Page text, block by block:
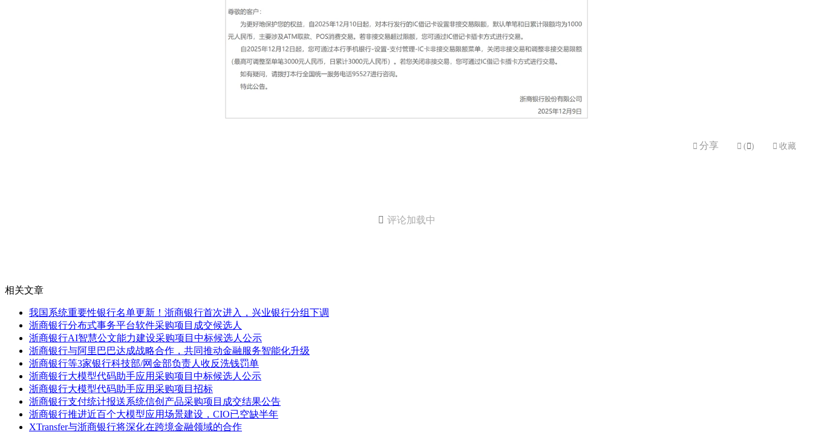
 分享  ( )  收藏
 评论加载中
相关文章
我国系统重要性银行名单更新！浙商银行首次进入，兴业银行分组下调
浙商银行分布式事务平台软件采购项目成交候选人
浙商银行AI智慧公文能力建设采购项目中标候选人公示
浙商银行与阿里巴巴达成战略合作，共同推动金融服务智能化升级
浙商银行等3家银行科技部/网金部负责人收反洗钱罚单
浙商银行大模型代码助手应用采购项目中标候选人公示
浙商银行大模型代码助手应用采购项目招标
浙商银行支付统计报送系统信创产品采购项目成交结果公告
浙商银行推进近百个大模型应用场景建设，CIO已空缺半年
XTransfer与浙商银行将深化在跨境金融领域的合作